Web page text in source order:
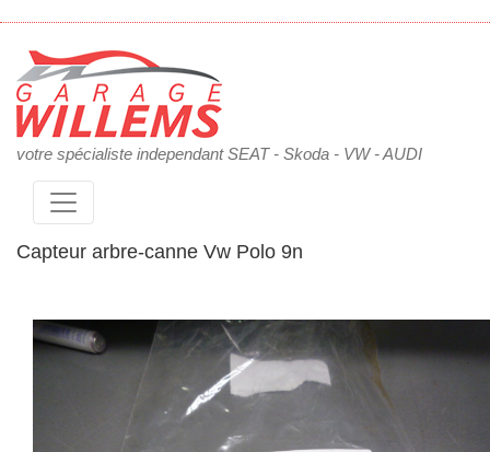
votre spécialiste independant SEAT - Skoda - VW - AUDI
Capteur arbre-canne Vw Polo 9n